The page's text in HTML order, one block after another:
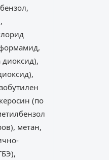
диоксид),
(по
метан,